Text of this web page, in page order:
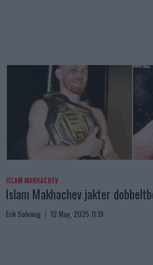
ISLAM MAKHACHEV
Islam Makhachev jakter
Erik Solvang 12 May, 2025 11:19